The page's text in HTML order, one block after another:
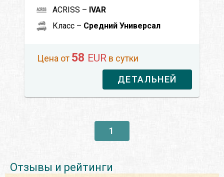
ACRISS – IVAR
Класс – Средний Универсал
Цена от 58 EUR в сутки
ДЕТАЛЬНЕЙ
1
Отзывы и рейтинги